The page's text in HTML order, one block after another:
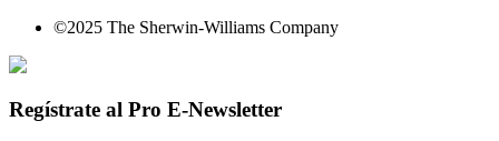
©2025 The Sherwin-Williams Company
Regístrate al Pro E-Newsletter